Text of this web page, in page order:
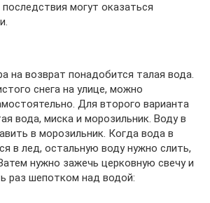
могут оказаться
на возврат понадобится талая вода.
снега на улице, можно
Для второго варианта
вода, миска и морозильник. Воду в
в морозильник. Когда вода в
в лед, остальную воду нужно слить,
нужно зажечь церковную свечу и
раз шепотком над водой: